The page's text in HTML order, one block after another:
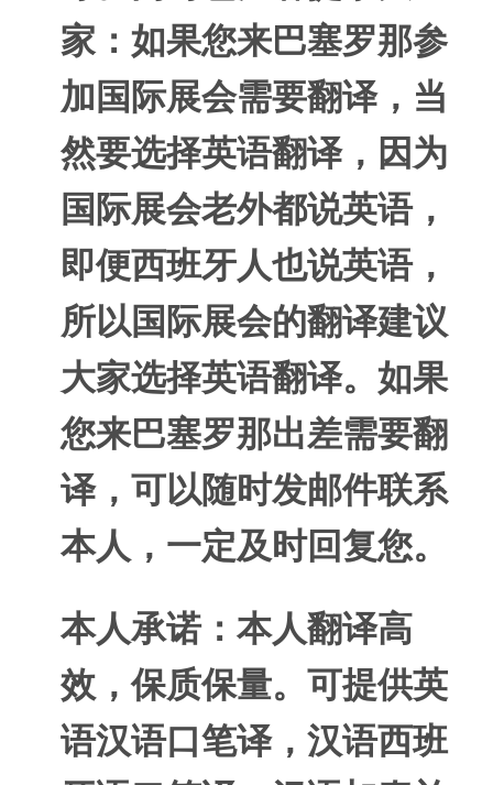
家：如果您来巴塞罗那参
加国际展会需要翻译，当
然要选择英语翻译，因为
国际展会老外都说英语，
即便西班牙人也说英语，
所以国际展会的翻译建议
大家选择英语翻译。如果
您来巴塞罗那出差需要翻
译，可以随时发邮件联系
本人，一定及时回复您。
本人承诺：本人翻译高
效，保质保量。可提供英
语汉语口笔译，汉语西班